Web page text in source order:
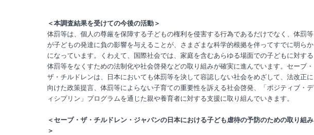
＜本調査結果を受けての今後の活動＞
体罰等は、個人の尊厳を保障する子どもの権利を侵害する行為であるだけでなく、体罰等
が子どもの発達に負の影響を与えることが、さまざまな科学的根拠を伴ってすでに明らか
になっています。くわえて、国際社会では、家庭を含むあらゆる場面での子どもに対する
体罰等をなくすための法制化や社会啓発などの取り組みが確実に進んでいます。セーブ・
ザ・チルドレンは、日本においても体罰等を決して容認しない社会をめざして、法改正に
向けた政策提言、体罰等によらない子育ての重要性を訴える社会啓発、「ポジティブ・デ
ィシプリン」プログラムを通じた親や養育者に対する支援に取り組んでいきます。
＜セーブ・ザ・チルドレン・ジャパンの日本における子ども虐待の予防のための取り組み
＞